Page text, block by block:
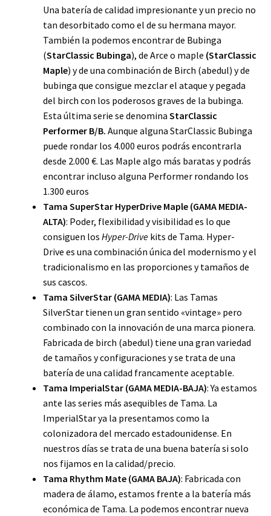
Una batería de calidad impresionante y un precio no
tan desorbitado como el de su hermana mayor.
También la podemos encontrar de Bubinga
(StarClassic Bubinga), de Arce o maple (StarClassic
Maple) y de una combinación de Birch (abedul) y de
bubinga que consigue mezclar el ataque y pegada
del birch con los poderosos graves de la bubinga.
Esta última serie se denomina StarClassic
Performer B/B. Aunque alguna StarClassic Bubinga
puede rondar los 4.000 euros podrás encontrarla
desde 2.000 €. Las Maple algo más baratas y podrás
encontrar incluso alguna Performer rondando los
1.300 euros
Tama SuperStar HyperDrive Maple (GAMA MEDIA-
ALTA): Poder, flexibilidad y visibilidad es lo que
consiguen los Hyper-Drivekits de Tama. Hyper-
Drive es una combinación única del modernismo y el
tradicionalismo en las proporciones y tamaños de
sus cascos.
Tama SilverStar (GAMA MEDIA): Las Tamas
SilverStar tienen un gran sentido «vintage» pero
combinado con la innovación de una marca pionera.
Fabricada de birch (abedul) tiene una gran variedad
de tamaños y configuraciones y se trata de una
batería de una calidad francamente aceptable.
Tama ImperialStar (GAMA MEDIA-BAJA): Ya estamos
ante las series más asequibles de Tama. La
ImperialStar ya la presentamos como la
colonizadora del mercado estadounidense. En
nuestros días se trata de una buena batería si solo
nos fijamos en la calidad/precio.
Tama Rhythm Mate (GAMA BAJA): Fabricada con
madera de álamo, estamos frente a la batería más
económica de Tama. La podemos encontrar nueva